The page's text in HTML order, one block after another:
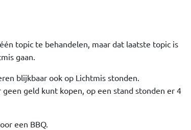
topic te behandelen, maar dat laatste topic is
gaan.
blijkbaar ook op Lichtmis stonden.
geld kunt kopen, op een stand stonden er 4
een BBQ.